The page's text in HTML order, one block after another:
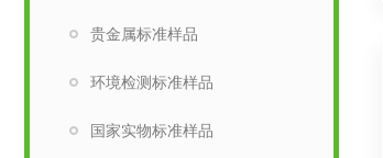
贵金属标准样品
环境检测标准样品
国家实物标准样品